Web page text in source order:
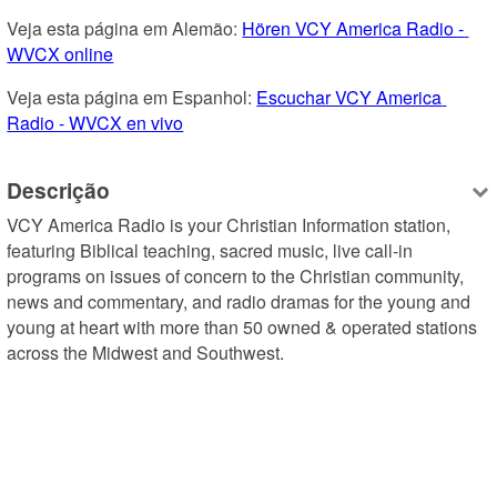
Veja esta página em Alemão: Hören VCY America Radio -
WVCX online
Veja esta página em Espanhol: Escuchar VCY America
Radio - WVCX en vivo
Descrição
VCY America Radio is your Christian Information station,
featuring Biblical teaching, sacred music, live call-in
programs on issues of concern to the Christian community,
news and commentary, and radio dramas for the young and
young at heart with more than 50 owned & operated stations
across the Midwest and Southwest.